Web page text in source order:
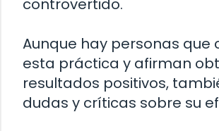
controvertido.
Aunque hay personas que
esta práctica y afirman
resultados positivos,
dudas y críticas sobre su